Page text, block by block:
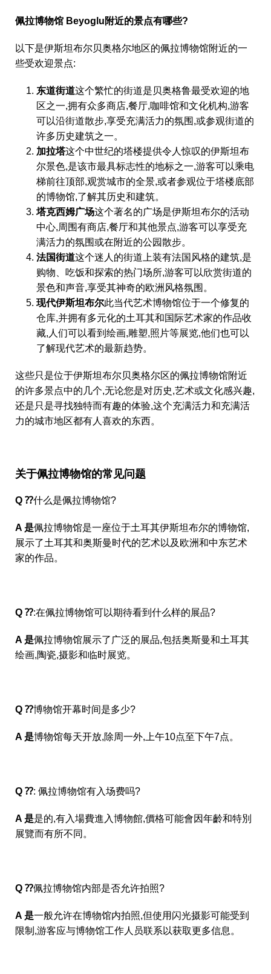
佩拉博物馆 Beyoglu附近的景点有哪些?
以下是伊斯坦布尔贝奥格尔地区的佩拉博物馆附近的一
些受欢迎景点:
东道街道这个繁忙的街道是贝奥格鲁最受欢迎的地
区之一,拥有众多商店,餐厅,咖啡馆和文化机构,游客
可以沿街道散步,享受充满活力的氛围,或参观街道的
许多历史建筑之一。
加拉塔这个中世纪的塔楼提供令人惊叹的伊斯坦布
尔景色,是该市最具标志性的地标之一,游客可以乘电
梯前往顶部,观赏城市的全景,或者参观位于塔楼底部
的博物馆,了解其历史和建筑。
塔克西姆广场这个著名的广场是伊斯坦布尔的活动
中心,周围有商店,餐厅和其他景点,游客可以享受充
满活力的氛围或在附近的公园散步。
法国街道这个迷人的街道上装有法国风格的建筑,是
购物、吃饭和探索的热门场所,游客可以欣赏街道的
景色和声音,享受其神奇的欧洲风格氛围。
现代伊斯坦布尔此当代艺术博物馆位于一个修复的
仓库,并拥有多元化的土耳其和国际艺术家的作品收
藏,人们可以看到绘画,雕塑,照片等展览,他们也可以
了解现代艺术的最新趋势。
这些只是位于伊斯坦布尔贝奥格尔区的佩拉博物馆附近
的许多景点中的几个,无论您是对历史,艺术或文化感兴趣,
还是只是寻找独特而有趣的体验,这个充满活力和充满活
力的城市地区都有人喜欢的东西。
关于佩拉博物馆的常见问题
Q ⁇什么是佩拉博物馆?
A 是佩拉博物馆是一座位于土耳其伊斯坦布尔的博物馆,
展示了土耳其和奥斯曼时代的艺术以及欧洲和中东艺术
家的作品。
Q ⁇:在佩拉博物馆可以期待看到什么样的展品?
A 是佩拉博物馆展示了广泛的展品,包括奥斯曼和土耳其
绘画,陶瓷,摄影和临时展览。
Q ⁇博物馆开幕时间是多少?
A 是博物馆每天开放,除周一外,上午10点至下午7点。
Q ⁇: 佩拉博物馆有入场费吗?
A 是是的,有入場費進入博物館,價格可能會因年齡和特別
展覽而有所不同。
Q ⁇佩拉博物馆内部是否允许拍照?
A 是一般允许在博物馆内拍照,但使用闪光摄影可能受到
限制,游客应与博物馆工作人员联系以获取更多信息。